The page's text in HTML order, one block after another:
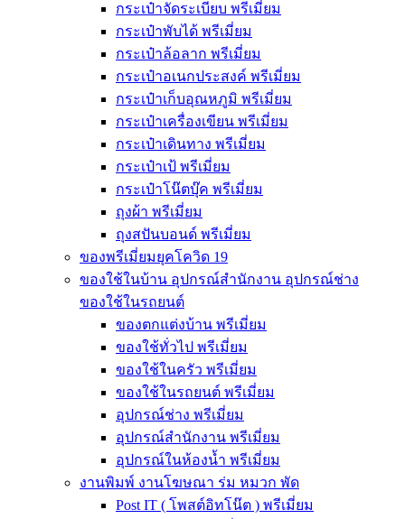
กระเป๋าจัดระเบียบ พรีเมี่ยม
กระเป๋าพับได้ พรีเมี่ยม
กระเป๋าล้อลาก พรีเมี่ยม
กระเป๋าอเนกประสงค์ พรีเมี่ยม
กระเป๋าเก็บอุณหภูมิ พรีเมี่ยม
กระเป๋าเครื่องเขียน พรีเมี่ยม
กระเป๋าเดินทาง พรีเมี่ยม
กระเป๋าเป้ พรีเมี่ยม
กระเป๋าโน๊ตบุ๊ค พรีเมี่ยม
ถุงผ้า พรีเมี่ยม
ถุงสปันบอนด์ พรีเมี่ยม
ของพรีเมี่ยมยุคโควิด 19
ของใช้ในบ้าน อุปกรณ์สำนักงาน อุปกรณ์ช่าง
ของใช้ในรถยนต์
ของตกแต่งบ้าน พรีเมี่ยม
ของใช้ทั่วไป พรีเมี่ยม
ของใช้ในครัว พรีเมี่ยม
ของใช้ในรถยนต์ พรีเมี่ยม
อุปกรณ์ช่าง พรีเมี่ยม
อุปกรณ์สำนักงาน พรีเมี่ยม
อุปกรณ์ในห้องน้ำ พรีเมี่ยม
งานพิมพ์ งานโฆษณา ร่ม หมวก พัด
Post IT ( โพสต์อิทโน๊ต ) พรีเมี่ยม